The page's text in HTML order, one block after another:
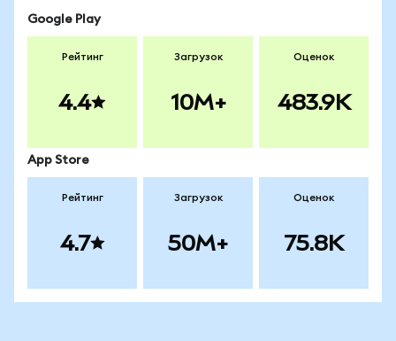
Google Play
Рейтинг
4.4
Загрузок
10M+
Оценок
483.9K
App Store
Рейтинг
4.7
Загрузок
50M+
Оценок
75.8K